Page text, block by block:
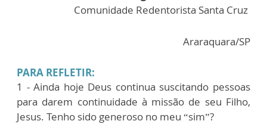
Comunidade Redentorista Santa Cruz
Araraquara/SP
PARA REFLETIR:
1 - Ainda hoje Deus continua suscitando pessoas
para darem continuidade à missão de seu Filho,
Jesus. Tenho sido generoso no meu “sim”?